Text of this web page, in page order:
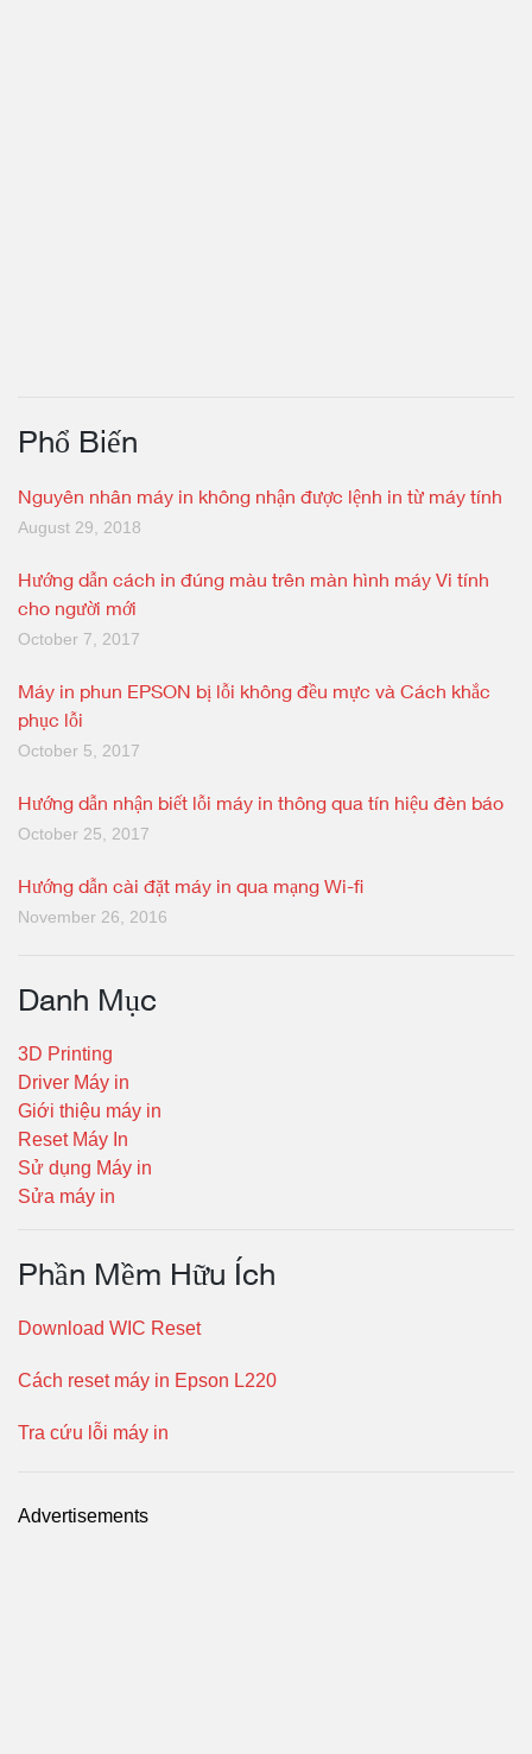
Phổ Biến
Nguyên nhân máy in không nhận được lệnh in từ máy tính
August 29, 2018
Hướng dẫn cách in đúng màu trên màn hình máy Vi tính
cho người mới
October 7, 2017
Máy in phun EPSON bị lỗi không đều mực và Cách khắc
phục lỗi
October 5, 2017
Hướng dẫn nhận biết lỗi máy in thông qua tín hiệu đèn báo
October 25, 2017
Hướng dẫn cài đặt máy in qua mạng Wi-fi
November 26, 2016
Danh Mục
3D Printing
Driver Máy in
Giới thiệu máy in
Reset Máy In
Sử dụng Máy in
Sửa máy in
Phần Mềm Hữu Ích
Download WIC Reset
Cách reset máy in Epson L220
Tra cứu lỗi máy in
Advertisements